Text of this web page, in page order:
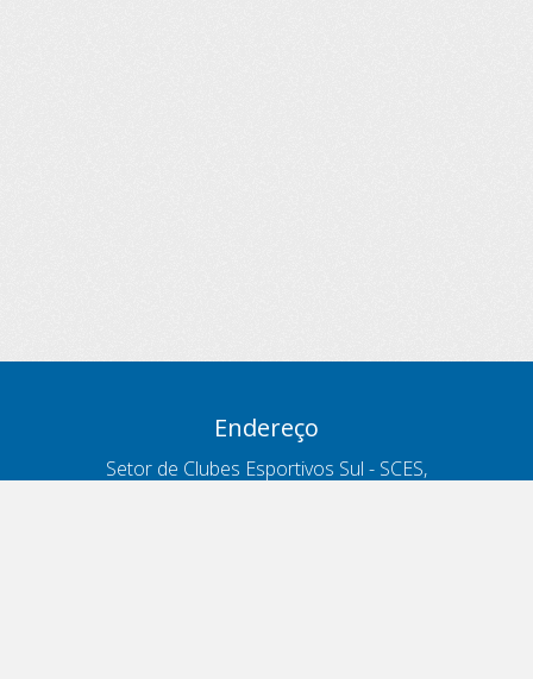
Endereço
Setor de Clubes Esportivos Sul - SCES,